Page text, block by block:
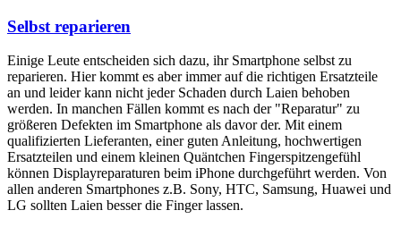
Selbst reparieren
Einige Leute entscheiden sich dazu, ihr Smartphone selbst zu
reparieren. Hier kommt es aber immer auf die richtigen Ersatzteile
an und leider kann nicht jeder Schaden durch Laien behoben
werden. In manchen Fällen kommt es nach der "Reparatur" zu
größeren Defekten im Smartphone als davor der. Mit einem
qualifizierten Lieferanten, einer guten Anleitung, hochwertigen
Ersatzteilen und einem kleinen Quäntchen Fingerspitzengefühl
können Displayreparaturen beim iPhone durchgeführt werden. Von
allen anderen Smartphones z.B. Sony, HTC, Samsung, Huawei und
LG sollten Laien besser die Finger lassen.